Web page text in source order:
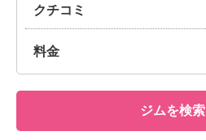
クチコミ
料金
ジムを検索